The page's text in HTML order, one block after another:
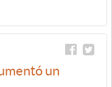
un